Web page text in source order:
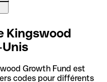
Kingswood
Growth Fund est
codes pour différents